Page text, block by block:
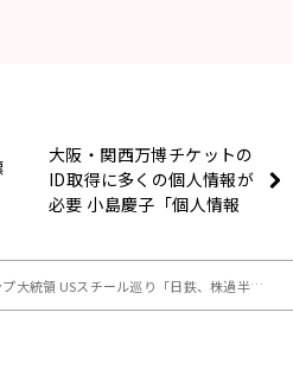
大阪・関西万博チケットの
ID取得に多くの個人情報が
必要 小島慶子「個人情報
領 USスチール巡り「日鉄、株過半数保有できず」 台本通りの日米首脳会談